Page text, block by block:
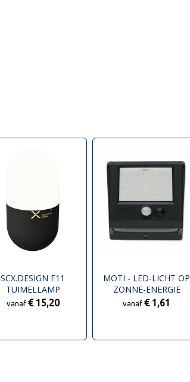
SCX.DESIGN F11
TUIMELLAMP
vanaf € 15,20
MOTI - LED-LICHT OP
ZONNE-ENERGIE
vanaf€ 1,61